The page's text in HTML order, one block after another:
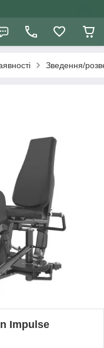
Зведення/
Impulse